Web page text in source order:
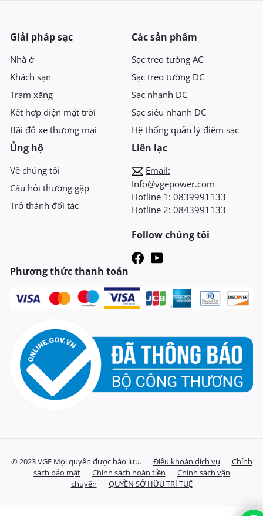
Giải pháp sạc
Nhà ở
Khách sạn
Trạm xăng
Kết hợp điện mặt trời
Bãi đỗ xe thương mại
Các sản phẩm
Sạc treo tường AC
Sạc treo tường DC
Sạc nhanh DC
Sạc siêu nhanh DC
Hệ thống quản lý điểm sạc
Ủng hộ
Về chúng tôi
Câu hỏi thường gặp
Trở thành đối tác
Liên lạc
Email:
Info@vgepower.com
Hotline 1: 0839991133
Hotline 2: 0843991133
Follow chúng tôi
Phương thức thanh toán
© 2023 VGE Mọi quyền được bảo lưu. Điều khoản dịch vụ
Chính
sách bảo mật
Chính sách hoàn tiền
Chính sách vận
chuyển
QUYỀN SỞ HỮU TRÍ TUỆ